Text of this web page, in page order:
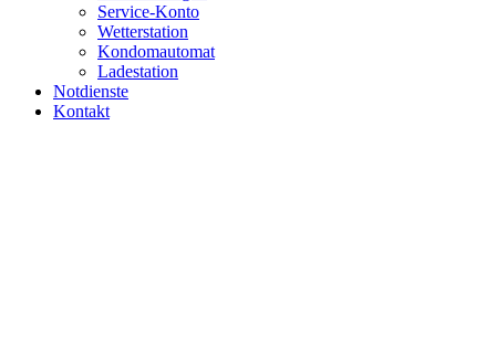
Service-Konto
Wetterstation
Kondomautomat
Ladestation
Notdienste
Kontakt